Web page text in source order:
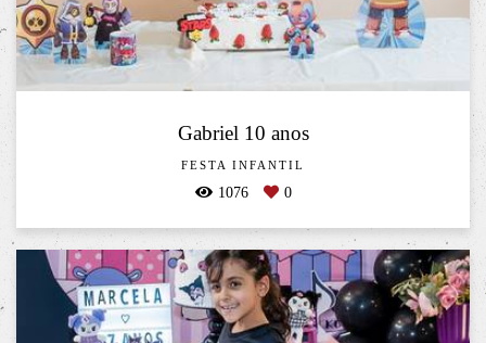
Gabriel 10 anos
FESTA INFANTIL
1076 0